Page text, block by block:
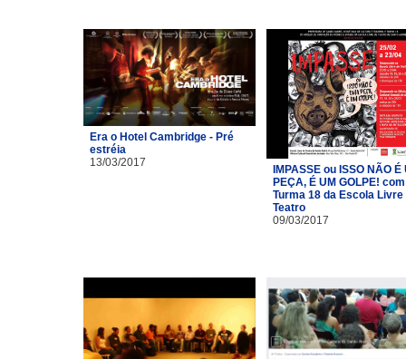
Era o Hotel Cambridge - Pré
estréia
13/03/2017
IMPASSE ou ISSO NÃO É
PEÇA, É UM GOLPE!
Turma 18 da Escola Livre
Teatro​
09/03/2017